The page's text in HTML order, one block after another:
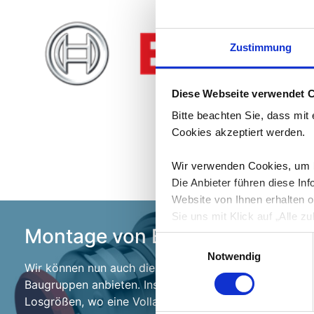
Zustimmung
Diese Webseite verwendet
Bitte beachten Sie, dass mit
Cookies akzeptiert werden.
Wir verwenden Cookies,
Die Anbieter führen diese
Website von Ihnen erhalten
Sie uns mit Klick auf „Alle
die Zukunft widerrufen.
werden Ihre Daten durch
Einwilligungsauswahl
Notwendig
Montage von Baugruppen …
Wir können nun auch die Montage von kleineren
Baugruppen anbieten. Insbesondere für mittlere
Losgrößen, wo eine Vollautomation […]